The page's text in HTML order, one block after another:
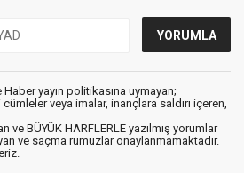
Haber yayın politikasına uymayan;
veya imalar, inançlara saldırı içeren,
ve BÜYÜK HARFLERLE yazılmış yorumlar
ve saçma rumuzlar onaylanmamaktadır.